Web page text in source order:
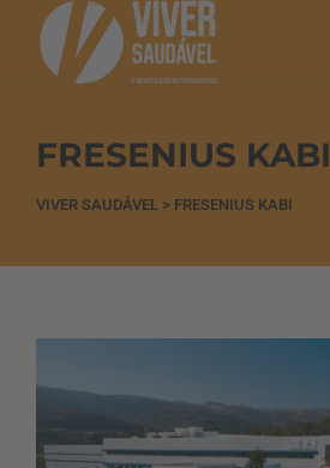
FRESENIUS KABI
VIVER SAUDÁVEL > FRESENIUS KABI